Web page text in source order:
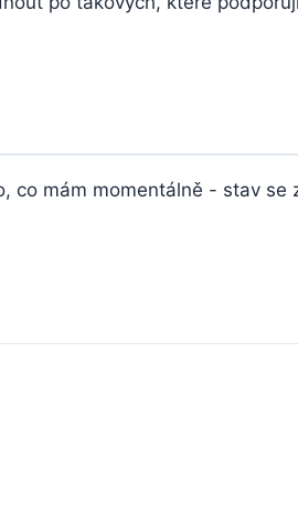
co mám momentálně - stav